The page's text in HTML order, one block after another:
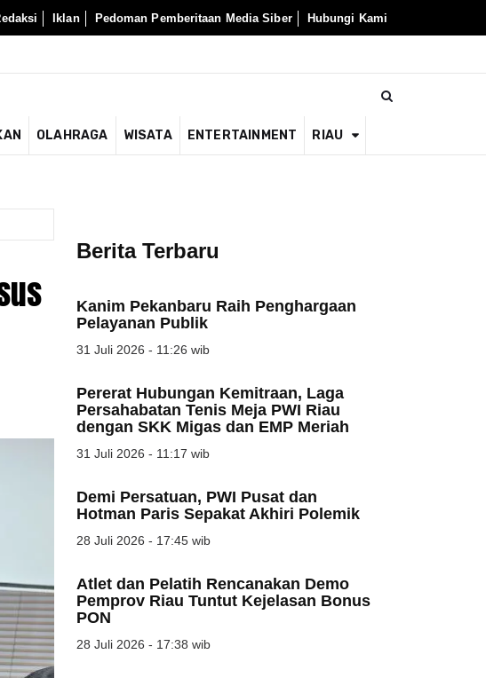
Iklan Pedoman Pemberitaan Media Siber Hubungi Kami
OLAHRAGA WISATA ENTERTAINMENT RIAU
Berita Terbaru
Kanim Pekanbaru Raih Penghargaan
Pelayanan Publik
31 Juli 2026 - 11:26 wib
Pererat Hubungan Kemitraan, Laga
Persahabatan Tenis Meja PWI Riau
dengan SKK Migas dan EMP Meriah
31 Juli 2026 - 11:17 wib
Demi Persatuan, PWI Pusat dan
Hotman Paris Sepakat Akhiri Polemik
28 Juli 2026 - 17:45 wib
Atlet dan Pelatih Rencanakan Demo
Pemprov Riau Tuntut Kejelasan Bonus
PON
28 Juli 2026 - 17:38 wib